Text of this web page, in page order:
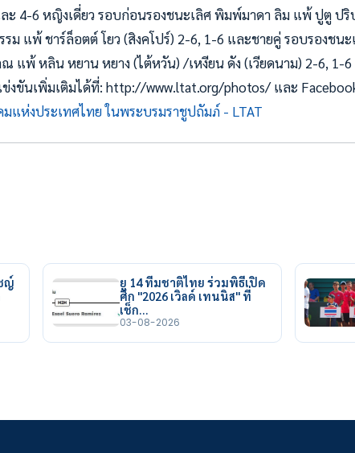
ะ 4-6 หญิงเดี่ยว รอบก่อนรองชนะเลิศ พิมพ์มาดา ลิม แพ้ ปูตู ปริ
ม แพ้ ชาร์ล็อตต์ โยว (สิงคโปร์) 2-6, 1-6 และชายคู่ รอบรองชน
แพ้ หลิน หยาน หยาง (ไต้หวัน) /เหงียน ดัง (เวียดนาม) 2-6, 1-6
งขันเพิ่มเติมได้ที่: http://www.ltat.org/photos/ และ
แห่งประเทศไทย ในพระบรมราชูปถัมภ์ - LTAT
ญ์
ยู 14 ทีมชาติไทย ร่วมพิธีเปิด
ศึก "2026 เวิลด์ เทนนิส" ที่
เช็ก…
03-08-2026